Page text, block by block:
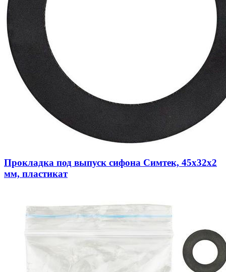
Прокладка под выпуск сифона Симтек, 45х32х2
мм, пластикат